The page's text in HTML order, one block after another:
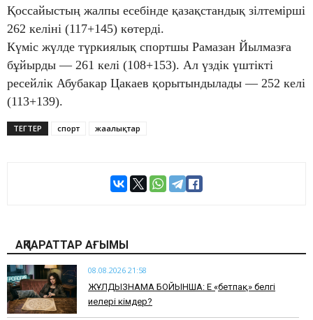
Қоссайыстың жалпы есебінде қазақстандық зілтемірші
262 келіні (117+145) көтерді.
Күміс жүлде түркиялық спортшы Рамазан Йылмазға
бұйырды — 261 келі (108+153). Ал үздік үштікті
ресейлік Абубакар Цакаев қорытындылады — 252 келі
(113+139).
ТЕГТЕР спорт жаңалықтар
АҚПАРАТТАР АҒЫМЫ
08.08.2026 21:58
ЖҰЛДЫЗНАМА БОЙЫНША: Ең «бетпақ» белгі
иелері кімдер?